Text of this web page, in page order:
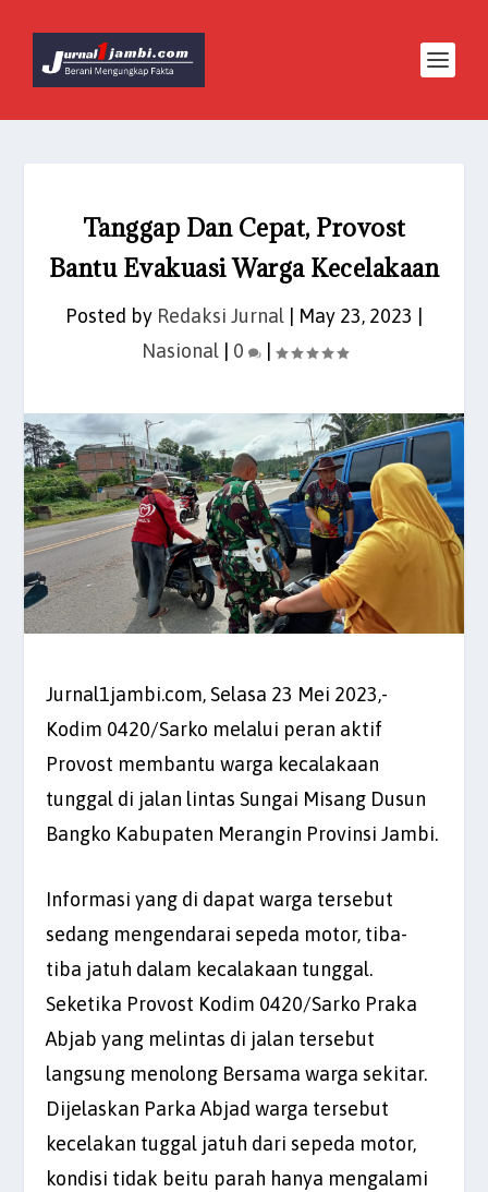
Tanggap Dan Cepat, Provost
Bantu Evakuasi Warga Kecelakaan
Posted by Redaksi Jurnal May 23, 2023
Nasional| 0 |
Jurnal1jambi.com, Selasa 23 Mei 2023,-
Kodim 0420/Sarko melalui peran aktif
Provost membantu warga kecalakaan
tunggal di jalan lintas Sungai Misang Dusun
Bangko Kabupaten Merangin Provinsi Jambi.
Informasi yang di dapat warga tersebut
sedang mengendarai sepeda motor, tiba-
tiba jatuh dalam kecalakaan tunggal.
Seketika Provost Kodim 0420/Sarko Praka
Abjab yang melintas di jalan tersebut
langsung menolong Bersama warga sekitar.
Dijelaskan Parka Abjad warga tersebut
kecelakan tuggal jatuh dari sepeda motor,
kondisi tidak beitu parah hanya mengalami